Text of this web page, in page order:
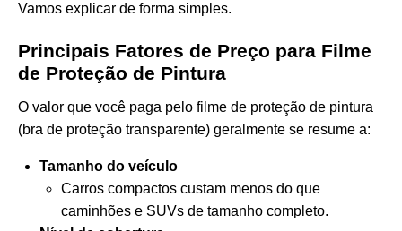
Vamos explicar de forma simples.
Principais Fatores de Preço para Filme
de Proteção de Pintura
O valor que você paga pelo filme de proteção de pintura
(bra de proteção transparente) geralmente se resume a:
Tamanho do veículo
Carros compactos custam menos do que
caminhões e SUVs de tamanho completo.